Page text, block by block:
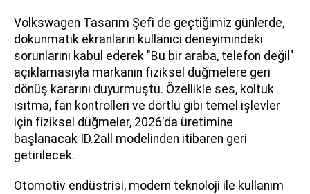
Volkswagen Tasarım Şefi de geçtiğimiz günlerde,
dokunmatik ekranların kullanıcı deneyimindeki
sorunlarını kabul ederek "Bu bir araba, telefon değil"
açıklamasıyla markanın fiziksel düğmelere geri
dönüş kararını duyurmuştu. Özellikle ses, koltuk
ısıtma, fan kontrolleri ve dörtlü gibi temel işlevler
için fiziksel düğmeler, 2026'da üretimine
başlanacak ID.2all modelinden itibaren geri
getirilecek.
Otomotiv endüstrisi, modern teknoloji ile kullanım